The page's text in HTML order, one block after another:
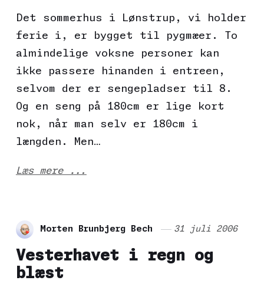
Det sommerhus i Lønstrup, vi holder
ferie i, er bygget til pygmæer. To
almindelige voksne personer kan
ikke passere hinanden i entreen,
selvom der er sengepladser til 8.
Og en seng på 180cm er lige kort
nok, når man selv er 180cm i
længden. Men…
Læs mere ...
Morten Brunbjerg Bech 31 juli 2006
Vesterhavet i regn og
blæst